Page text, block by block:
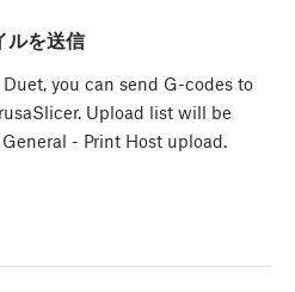
を送信
you can send G-codes to
Upload list will be
- Print Host upload.